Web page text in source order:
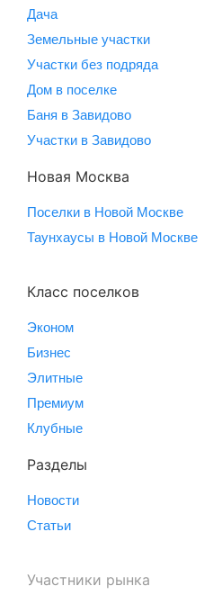
Дача
Земельные участки
Участки без подряда
Дом в поселке
Баня в Завидово
Участки в Завидово
Новая Москва
Поселки в Новой Москве
Таунхаусы в Новой Москве
Класс поселков
Эконом
Бизнес
Элитные
Премиум
Клубные
Разделы
Новости
Статьи
Участники рынка